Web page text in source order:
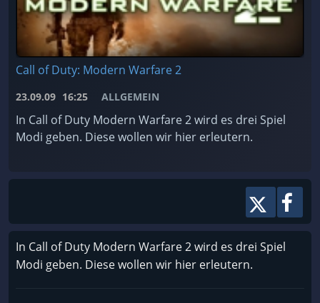
Call of Duty: Modern Warfare 2
23.09.09 16:25 ALLGEMEIN
In Call of Duty Modern Warfare 2 wird es drei Spiel
Modi geben. Diese wollen wir hier erleutern.
In Call of Duty Modern Warfare 2 wird es drei Spiel
Modi geben. Diese wollen wir hier erleutern.